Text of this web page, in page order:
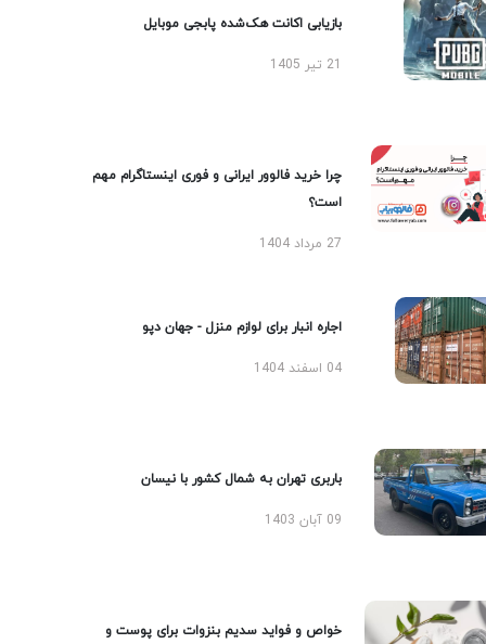
بازیابی اکانت هک‌شده پابجی موبایل
چرا خرید فالوور ایرانی و فوری اینستاگرام مهم
است؟
27 مرداد 1404
اجاره انبار برای لوازم منزل - جهان دپو
04 اسفند 1404
باربری تهران به شمال کشور با نیسان
09 آبان 1403
خواص و فواید سدیم بنزوات برای پوست و